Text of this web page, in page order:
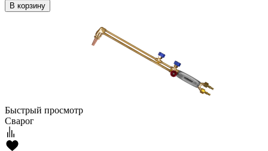
В корзину
Быстрый просмотр
Сварог